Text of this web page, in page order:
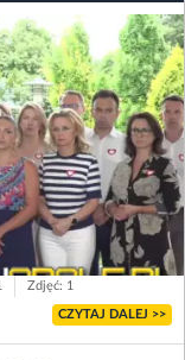
Zdjęć: 1
CZYTAJ DALEJ >>